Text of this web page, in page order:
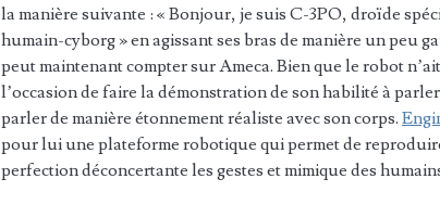
la manière suivante : « Bonjour, je suis C-3PO, droïde
humain-cyborg » en agissant ses bras de manière un peu
peut maintenant compter sur Ameca. Bien que le robot
l’occasion de faire la démonstration de son habilité à
parler de manière étonnement réaliste avec son corps.
pour lui une plateforme robotique qui permet de
perfection déconcertante les gestes et mimique des